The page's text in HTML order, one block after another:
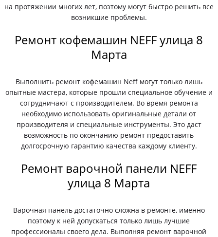
на протяжении многих лет, поэтому могут быстро решить все
возникшие проблемы.
Ремонт кофемашин NEFF улица 8
Марта
Выполнить ремонт кофемашин Neff могут только лишь
опытные мастера, которые прошли специальное обучение и
сотрудничают с производителем. Во время ремонта
необходимо использовать оригинальные детали от
производителя и специальные инструменты. Это даст
возможность по окончанию ремонт предоставить
долгосрочную гарантию качества каждому клиенту.
Ремонт варочной панели NEFF
улица 8 Марта
Варочная панель достаточно сложна в ремонте, именно
поэтому к ней допускаться только лишь лучшие
профессионалы своего дела. Выполняя ремонт варочной